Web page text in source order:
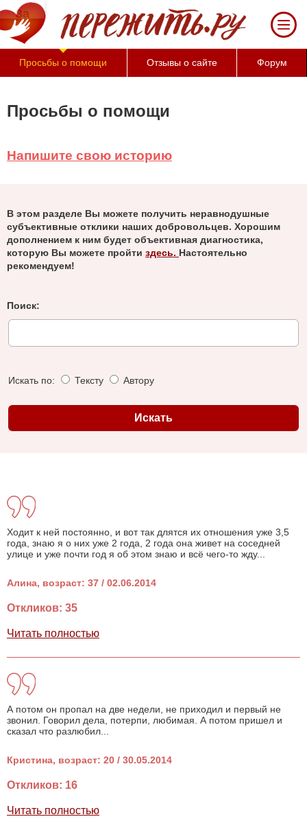
За 50 минут Вы можете оценить
тяжесть своего состояния и его
психологические причины
(бесплатно)
Просьбы о помощи Отзывы о сайте Форум
Просьбы о помощи
Напишите свою историю
В этом разделе Вы можете получить неравнодушные
субъективные отклики наших добровольцев. Хорошим
дополнением к ним будет объективная диагностика,
которую Вы можете пройти здесь. Настоятельно
рекомендуем!
Поиск:
Искать по: Тексту Автору
Ходит к ней постоянно, и вот так длятся их отношения уже 3,5
года, знаю я о них уже 2 года, 2 года она живет на соседней
улице и уже почти год я об этом знаю и всё чего-то жду...
Алина, возраст: 37 / 02.06.2014
Откликов: 35
Читать полностью
А потом он пропал на две недели, не приходил и первый не
звонил. Говорил дела, потерпи, любимая. А потом пришел и
сказал что разлюбил...
Кристина, возраст: 20 / 30.05.2014
Откликов: 16
Читать полностью